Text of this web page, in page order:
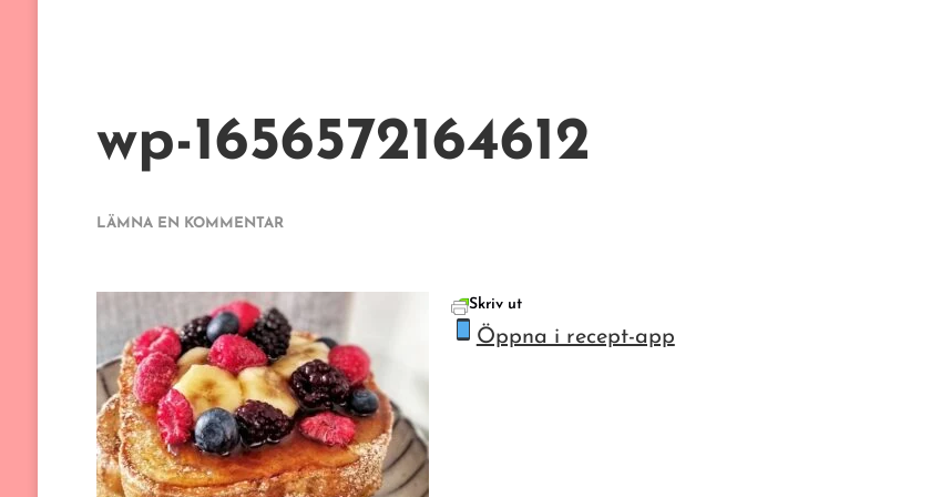
wp-1656572164612
LÄMNA EN KOMMENTARPÅ
Skriv ut
Öppna i recept-app